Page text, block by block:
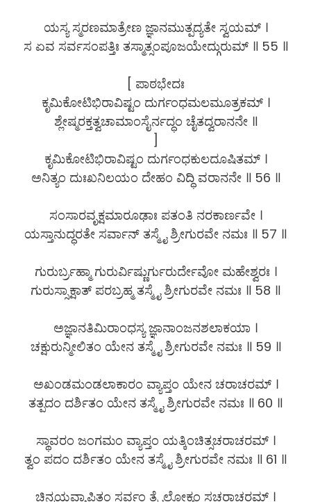
ಯಸ್ಯ ಸ್ಮರಣಮಾತ್ರೇಣ ಜ್ಞಾನಮುತ್ಪದ್ಯತೇ ಸ್ವಯಮ್ ।
ಸ ಏವ ಸರ್ವಸಂಪತ್ತಿಃ ತಸ್ಮಾತ್ಸಂಪೂಜಯೇದ್ಗುರುಮ್ ॥ 55 ॥
[ ಪಾಠಭೇದಃ
ಕೃಮಿಕೋಟಿಭಿರಾವಿಷ್ಟಂ ದುರ್ಗಂಧಮಲಮೂತ್ರಕಮ್ ।
ಶ್ಲೇಷ್ಮರಕ್ತತ್ವಚಾಮಾಂಸೈರ್ನದ್ಧಂ ಚೈತದ್ವರಾನನೇ ॥
ಕೃಮಿಕೋಟಿಭಿರಾವಿಷ್ಟಂ ದುರ್ಗಂಧಕುಲದೂಷಿತಮ್ ।
ಅನಿತ್ಯಂ ದುಃಖನಿಲಯಂ ದೇಹಂ ವಿದ್ಧಿ ವರಾನನೇ ॥ 56 ॥
ಸಂಸಾರವೃಕ್ಷಮಾರೂಢಾಃ ಪತಂತಿ ನರಕಾರ್ಣವೇ ।
ಯಸ್ತಾನುದ್ಧರತೇ ಸರ್ವಾನ್ ತಸ್ಮೈ ಶ್ರೀಗುರವೇ ನಮಃ ॥ 57 ॥
ಗುರುರ್ಬ್ರಹ್ಮಾ ಗುರುರ್ವಿಷ್ಣುರ್ಗುರುರ್ದೇವೋ ಮಹೇಶ್ವರಃ ।
ಗುರುಸ್ಸಾಕ್ಷಾತ್ ಪರಬ್ರಹ್ಮ ತಸ್ಮೈ ಶ್ರೀಗುರವೇ ನಮಃ ॥ 58 ॥
ಅಜ್ಞಾನತಿಮಿರಾಂಧಸ್ಯ ಜ್ಞಾನಾಂಜನಶಲಾಕಯಾ ।
ಚಕ್ಷುರುನ್ಮೀಲಿತಂ ಯೇನ ತಸ್ಮೈ ಶ್ರೀಗುರವೇ ನಮಃ ॥ 59 ॥
ಅಖಂಡಮಂಡಲಾಕಾರಂ ವ್ಯಾಪ್ತಂ ಯೇನ ಚರಾಚರಮ್ ।
ತತ್ಪದಂ ದರ್ಶಿತಂ ಯೇನ ತಸ್ಮೈ ಶ್ರೀಗುರವೇ ನಮಃ ॥ 60 ॥
ಸ್ಥಾವರಂ ಜಂಗಮಂ ವ್ಯಾಪ್ತಂ ಯತ್ಕಿಂಚಿತ್ಸಚರಾಚರಮ್ ।
ತ್ವಂ ಪದಂ ದರ್ಶಿತಂ ಯೇನ ತಸ್ಮೈ ಶ್ರೀಗುರವೇ ನಮಃ ॥ 61 ॥
ಚಿನ್ಮಯವ್ಯಾಪಿತಂ ಸರ್ವಂ ತ್ರೈಲೋಕ್ಯಂ ಸಚರಾಚರಮ್ ।